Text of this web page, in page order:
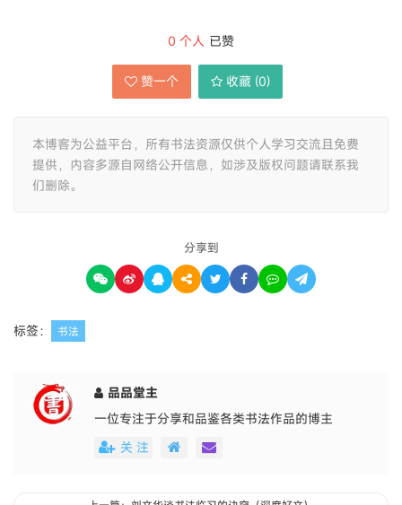
0 个人 已赞
赞一个 收藏 (0)
本博客为公益平台，所有书法资源仅供个人学习交流且免费
提供，内容多源自网络公开信息，如涉及版权问题请联系我
们删除。
分享到
标签： 书法
品品堂主
一位专注于分享和品鉴各类书法作品的博主
关 注